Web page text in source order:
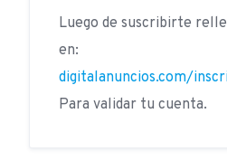
Luego de suscribirte
en:
digitalanuncios.com/
Para validar tu cuenta.